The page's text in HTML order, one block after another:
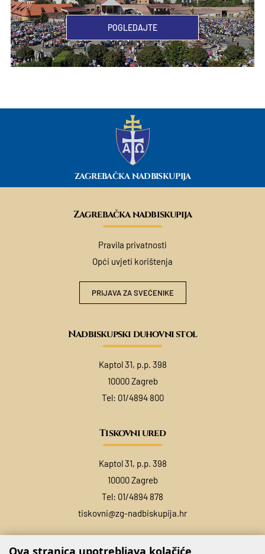
POGLEDAJTE
ZAGREBAČKA NADBISKUPIJA
Zagrebačka nadbiskupija
Pravila privatnosti
Opći uvjeti korištenja
PRIJAVA ZA SVEĆENIKE
Nadbiskupski duhovni stol
Kaptol 31, p.p. 398
10000 Zagreb
Tel: 01/4894 800
Tiskovni ured
Kaptol 31, p.p. 398
10000 Zagreb
Tel: 01/4894 878
tiskovni@zg-nadbiskupija.hr
Ova stranica upotrebljava kolačiće